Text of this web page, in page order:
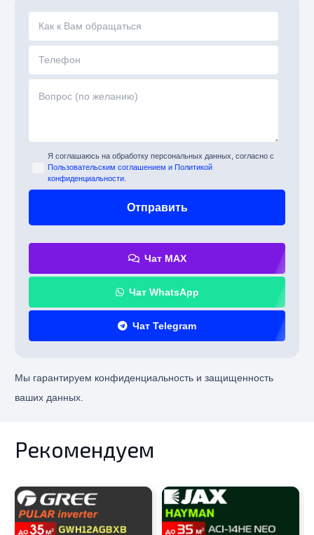
Я соглашаюсь на обработку персональных данных, согласно с
Пользовательским соглашением и Политикой
конфиденциальности.
Чат MAX
Чат WhatsApp
Чат Telegram
Мы гарантируем конфиденциальность и защищенность
ваших данных.
Рекомендуем